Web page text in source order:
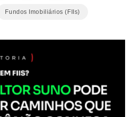
Fundos Imobiliários (FIIs)